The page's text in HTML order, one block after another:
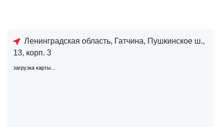
Ленинградская область, Гатчина, Пушкинское ш.,
13, корп. 3
загрузка карты...